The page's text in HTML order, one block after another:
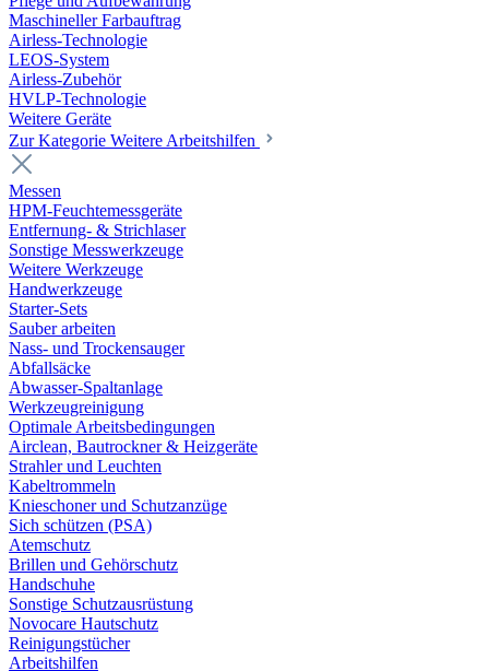
Maschineller Farbauftrag
Airless-Technologie
LEOS-System
Airless-Zubehör
HVLP-Technologie
Weitere Geräte
Zur Kategorie Weitere Arbeitshilfen
Messen
HPM-Feuchtemessgeräte
Entfernung- & Strichlaser
Sonstige Messwerkzeuge
Weitere Werkzeuge
Handwerkzeuge
Starter-Sets
Sauber arbeiten
Nass- und Trockensauger
Abfallsäcke
Abwasser-Spaltanlage
Werkzeugreinigung
Optimale Arbeitsbedingungen
Airclean, Bautrockner & Heizgeräte
Strahler und Leuchten
Kabeltrommeln
Knieschoner und Schutzanzüge
Sich schützen (PSA)
Atemschutz
Brillen und Gehörschutz
Handschuhe
Sonstige Schutzausrüstung
Novocare Hautschutz
Reinigungstücher
Arbeitshilfen